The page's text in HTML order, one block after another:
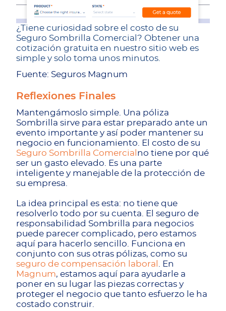
¿Tiene curiosidad sobre el costo de su
Seguro Sombrilla Comercial? Obtener una
cotización gratuita en nuestro sitio web es
simple y solo toma unos minutos.
Fuente: Seguros Magnum
Reflexiones Finales
Mantengámoslo simple. Una póliza
Sombrilla sirve para estar preparado ante un
evento importante y así poder mantener su
negocio en funcionamiento. El costo de su
Seguro Sombrilla Comercial no tiene por qué
ser un gasto elevado. Es una parte
inteligente y manejable de la protección de
su empresa.
La idea principal es esta: no tiene que
resolverlo todo por su cuenta. El seguro de
responsabilidad Sombrilla para negocios
puede parecer complicado, pero estamos
aquí para hacerlo sencillo. Funciona en
conjunto con sus otras pólizas, como su
seguro de compensación laboral
. En
Magnum, estamos aquí para ayudarle a
poner en su lugar las piezas correctas y
proteger el negocio que tanto esfuerzo le ha
costado construir.